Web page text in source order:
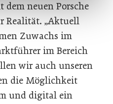
dem neuen Porsche
Realität. „Aktuell
Zuwachs im
im Bereich
wir auch unseren
die Möglichkeit
und digital ein